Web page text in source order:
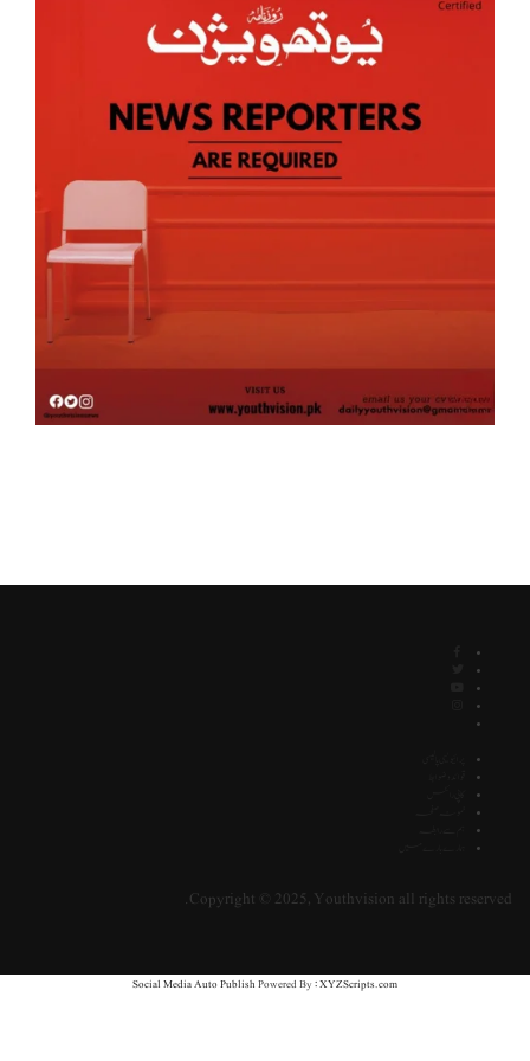
پرائیویسی پالیسی
قوائد و ضوابط
کاپی رائٹس
نمونہ صفحہ
ہم سے رابطہ
ہمارے بارے میں
Copyright © 2025, Youthvision all rights
Social Media Auto PublishPowered By :XYZScripts.com